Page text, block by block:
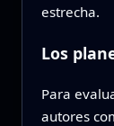
estrecha.
Los
Para
autores